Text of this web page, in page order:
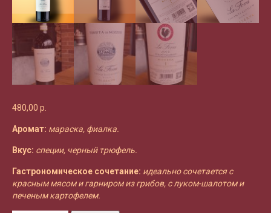
480,00 р.
Аромат: мараска, фиалка.
Вкус: специи, черный трюфель.
Гастрономическое сочетание: идеально сочетается с
красным мясом и гарниром из грибов, с луком-шалотом и
печеным картофелем.